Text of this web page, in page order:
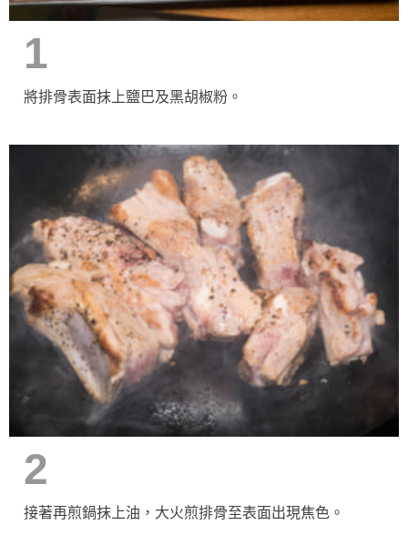
1
將排骨表面抹上鹽巴及黑胡椒粉。
2
接著再煎鍋抹上油，大火煎排骨至表面出現焦色。